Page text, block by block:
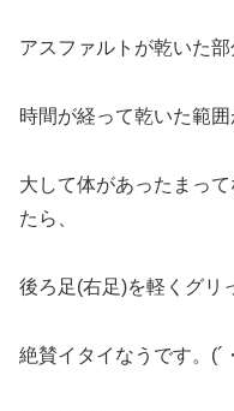
アスファルトが乾いた部
時間が経って乾いた範囲
大して体があったまっ
たら、
後ろ足(右足)を軽くグリ
絶賛イタイなうです。(´